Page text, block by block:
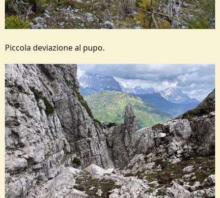
Piccola deviazione al pupo.